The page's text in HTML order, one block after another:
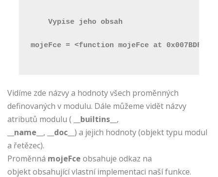
    Vypise jeho obsah
mojeFce = <function mojeFce at 0x007BDF80>
Vidíme zde názvy a hodnoty všech proměnných
definovaných v modulu. Dále můžeme vidět názvy
atributů modulu (
__builtins__ ,
__name__ , __doc__ ) a jejich hodnoty (objekt typu modul
a řetězec).
Proměnná mojeFce obsahuje odkaz na
objekt obsahující vlastní implementaci naší funkce.